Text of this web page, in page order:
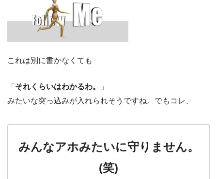
これは別に書かなくても
「 それくらいはわかるわ。
」
みたいな突っ込みが入れられそうですね。でもコレ、
みんなアホみたいに守りません。
(笑)